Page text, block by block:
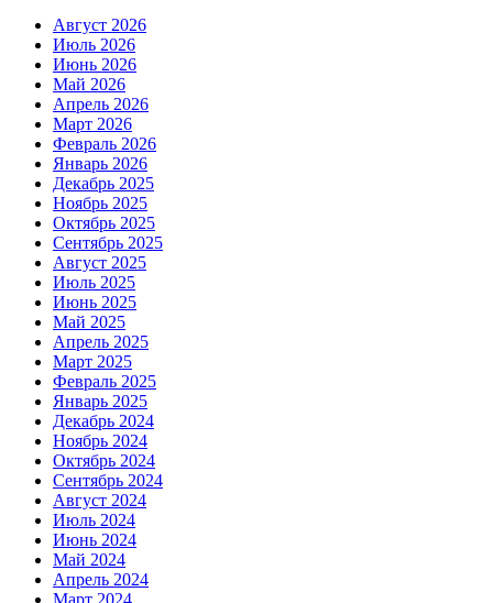
Август 2026
Июль 2026
Июнь 2026
Май 2026
Апрель 2026
Март 2026
Февраль 2026
Январь 2026
Декабрь 2025
Ноябрь 2025
Октябрь 2025
Сентябрь 2025
Август 2025
Июль 2025
Июнь 2025
Май 2025
Апрель 2025
Март 2025
Февраль 2025
Январь 2025
Декабрь 2024
Ноябрь 2024
Октябрь 2024
Сентябрь 2024
Август 2024
Июль 2024
Июнь 2024
Май 2024
Апрель 2024
Март 2024